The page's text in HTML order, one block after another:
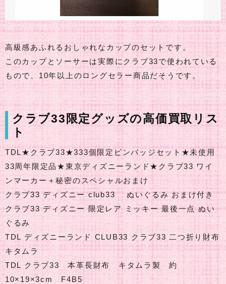
高級感あふれるおしゃれなカップのセットです。
このカップとソーサーは実際にクラブ33で使われている
もので、10年以上のロングセラー商品だそうです。
クラブ33限定グッズの高価買取リス
ト
TDL★クラブ33★333個限定ピンバッジセット★未使用
33周年限定品★東京ディズニーランド★クラブ33 ワイ
ンマーカー＋秘密のスペシャルおまけ
クラブ33 ディズニー club33 ぬいぐるみ おまけ付き
クラブ33 ディズニー 限定レア ミッキー 最後一点 ぬい
ぐるみ
TDL ディズニーランド CLUB33 クラブ33 二つ折り財布
キタムラ
TDL クラブ33 本革長財布 キタムラ製 約
10×19×3cm F4B5